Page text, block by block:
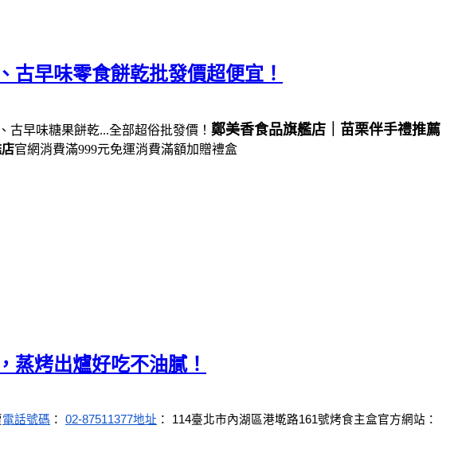
古早味零食餅乾批發價超便宜！
早味糖果餅乾...全部超俗批發價！ 鄭美香食品旗艦店｜苗栗伴手禮推薦
官網消費滿999元免運消費滿額加贈禮盒
蒸烤出爐好吃不油膩！
電話號碼 ： 02-87511377地址 ： 114臺北市內湖區港墘路161號烤食主盒官方網站：